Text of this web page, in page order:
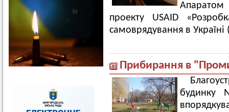
Апаратом
проекту USAID
самоврядування в
Прибирання в
будинку